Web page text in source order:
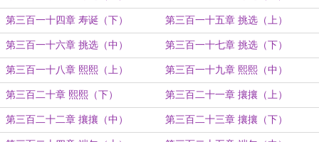
第三百一十四章 寿诞（下） 第三百一十五章 挑选（上）
第三百一十六章 挑选（中） 第三百一十七章 挑选（下）
第三百一十八章 熙熙（上） 第三百一十九章 熙熙（中）
第三百二十章 熙熙（下） 第三百二十一章 攘攘（上）
第三百二十二章 攘攘（中） 第三百二十三章 攘攘（下）